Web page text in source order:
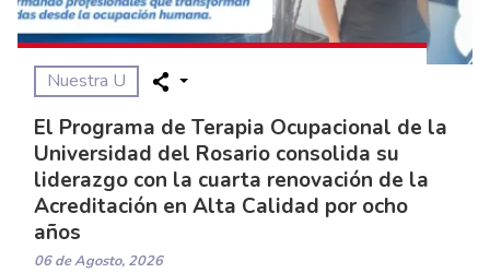
Nuestra U
El Programa de Terapia Ocupacional de la
Universidad del Rosario consolida su
liderazgo con la cuarta renovación de la
Acreditación en Alta Calidad por ocho
años
06 de Agosto, 2026